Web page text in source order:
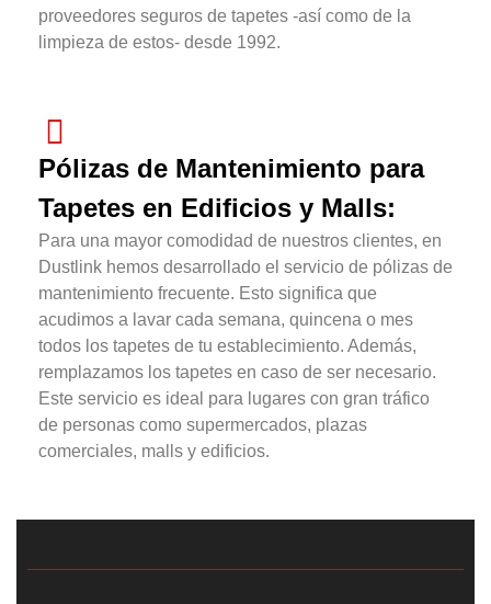
proveedores seguros de tapetes -así como de la
limpieza de estos- desde 1992.
Pólizas de Mantenimiento para
Tapetes en Edificios y Malls:
Para una mayor comodidad de nuestros clientes, en
Dustlink hemos desarrollado el servicio de pólizas de
mantenimiento frecuente. Esto significa que
acudimos a lavar cada semana, quincena o mes
todos los tapetes de tu establecimiento. Además,
remplazamos los tapetes en caso de ser necesario.
Este servicio es ideal para lugares con gran tráfico
de personas como supermercados, plazas
comerciales, malls y edificios.